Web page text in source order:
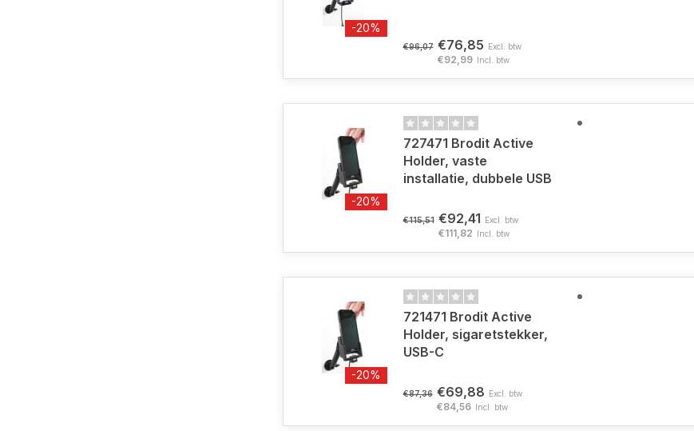
-20%
€96,07 €76,85 Excl. btw
€92,99 Incl. btw
-20%
727471 Brodit Active
Holder, vaste
installatie, dubbele USB
€115,51 €92,41 Excl. btw
€111,82 Incl. btw
-20%
721471 Brodit Active
Holder, sigaretstekker,
USB-C
€87,36 €69,88 Excl. btw
€84,56 Incl. btw